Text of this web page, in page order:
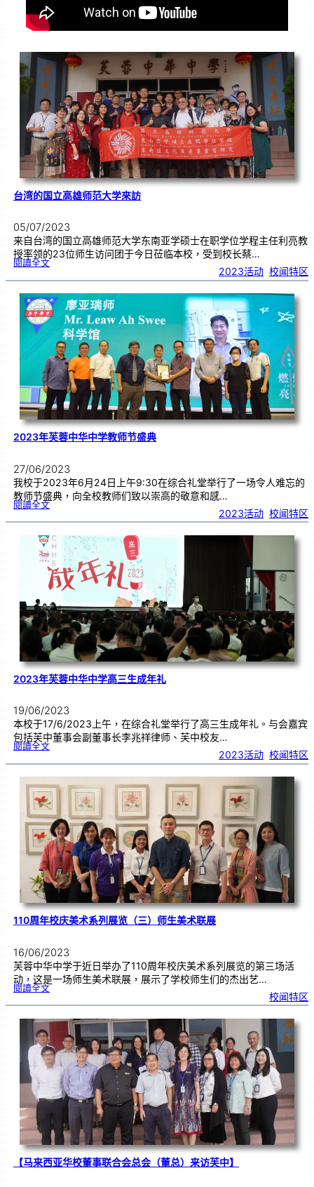
台湾的国立高雄师范大学來訪
05/07/2023
来自台湾的国立高雄师范大学东南亚学硕士在职学位学程主任利亮教
授率领的23位师生访问团于今日莅临本校，受到校长蔡…
閱讀全文:台
国
高
雄
师
范
大
学
來
訪
2023活动 校闻特区
2023年芙蓉中华中学教师节盛典
27/06/2023
我校于2023年6月24日上午9:30在综合礼堂举行了一场令人难忘的
教师节盛典，向全校教师们致以崇高的敬意和感…
閱讀全文:
2
3
芙
蓉
中
华
中
学
教
师
节
盛
典
2023活动 校闻特区
2023年芙蓉中华中学高三生成年礼
19/06/2023
本校于17/6/2023上午，在综合礼堂举行了高三生成年礼。与会嘉宾
包括芙中董事会副董事长李兆祥律师、芙中校友…
閱讀全文:2
3
芙
蓉
中
华
中
学
高
三
生
成
年
礼
2023活动 校闻特区
110周年校庆美术系列展览（三）师生美术联展
16/06/2023
芙蓉中华中学于近日举办了110周年校庆美术系列展览的第三场活
动，这是一场师生美术联展，展示了学校师生们的杰出艺…
閱讀全文:
1
周
校
庆
系
列
展
览
（
三
）
师
联
展
校闻特区
【马来西亚华校董事联合会总会（董总）来访芙中】